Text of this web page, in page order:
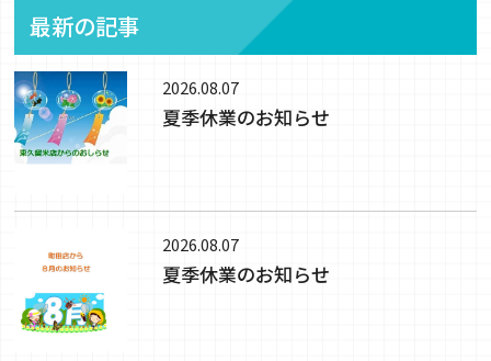
最新の記事
2026.08.07
夏季休業のお知らせ
2026.08.07
夏季休業のお知らせ